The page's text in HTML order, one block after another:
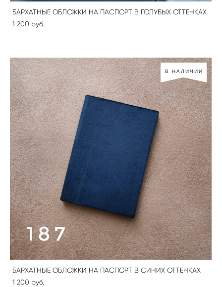
БАРХАТНЫЕ ОБЛОЖКИ НА ПАСПОРТ В ГОЛУБЫХ ОТТЕНКАХ
1 200 pуб.
В НАЛИЧИИ
БАРХАТНЫЕ ОБЛОЖКИ НА ПАСПОРТ В СИНИХ ОТТЕНКАХ
1 200 pуб.